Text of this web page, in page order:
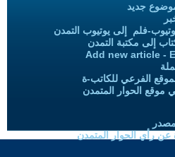
جديد
فلم إلى يوتيوب التمدن
إلى مكتبة التمدن
Add new article -
الفرعي للكاتب-ة
موقع الحوار المتمدن
عن رأي الحوار المتمدن